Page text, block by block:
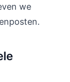
we